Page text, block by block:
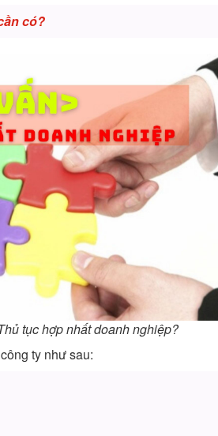
có?
tục hợp nhất doanh nghiệp?
ty như sau: